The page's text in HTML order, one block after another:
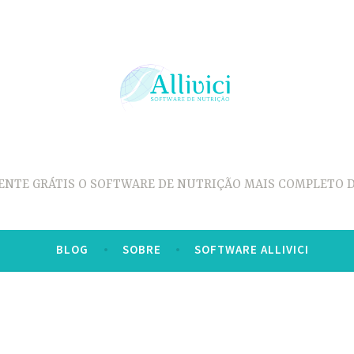
GRÁTIS O SOFTWARE DE NUTRIÇÃO MAIS COMPLETO
BLOG SOBRE SOFTWARE ALLIVICI